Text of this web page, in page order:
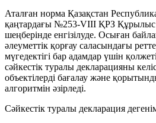
Аталған норма Қазақстан
қаңтардағы №253-VIII ҚРЗ Құрылыс
шеңберінде енгізілуде. Осыған
әлеуметтік қорғау саласындағы
мүгедектігі бар адамдар үшін
сәйкестік туралы декларацияны
объектілерді бағалау және
алгоритмін әзірледі.
Сәйкестік туралы декларация